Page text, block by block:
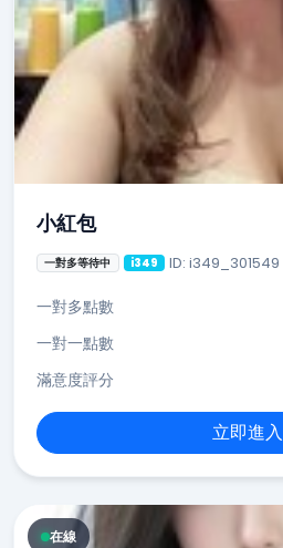
小紅包
一對多等待中 i349 ID: i349_301549
一對多點數
一對一點數
滿意度評分
立即進入
在線